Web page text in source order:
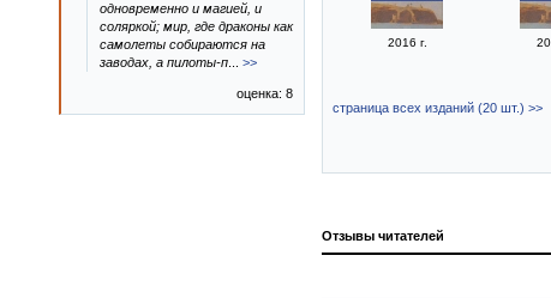
2016 г.
страница всех изданий (20 шт.) >>
Отзывы читателей
одновременно и магией, и
соляркой; мир, где драконы как
самолеты собираются на
заводах, а пилоты-п
>>
оценка: 8